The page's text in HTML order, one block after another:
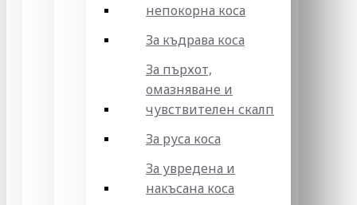
непокорна коса
За къдрава коса
За пърхот,
омазняване и
чувствителен скалп
За руса коса
За увредена и
накъсана коса